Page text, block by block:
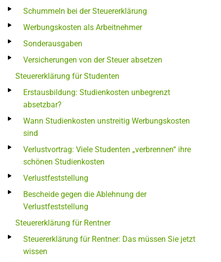
Schummeln bei der Steuererklärung
Werbungskosten als Arbeitnehmer
Sonderausgaben
Versicherungen von der Steuer absetzen
Steuererklärung für Studenten
Erstausbildung: Studienkosten unbegrenzt
absetzbar?
Wann Studienkosten unstreitig Werbungskosten
sind
Verlustvortrag: Viele Studenten „verbrennen“ ihre
schönen Studienkosten
Verlustfeststellung
Bescheide gegen die Ablehnung der
Verlustfeststellung
Steuererklärung für Rentner
Steuererklärung für Rentner: Das müssen Sie jetzt
wissen